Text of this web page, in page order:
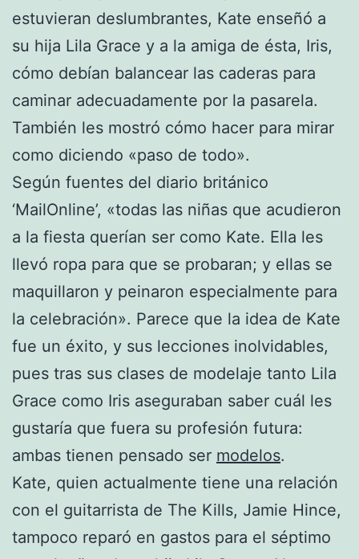
estuvieran deslumbrantes, Kate enseñó a
su hija Lila Grace y a la amiga de ésta, Iris,
cómo debían balancear las caderas para
caminar adecuadamente por la pasarela.
También les mostró cómo hacer para mirar
como diciendo «paso de todo».
Según fuentes del diario británico
‘MailOnline’, «todas las niñas que acudieron
a la fiesta querían ser como Kate. Ella les
llevó ropa para que se probaran; y ellas se
maquillaron y peinaron especialmente para
la celebración». Parece que la idea de Kate
fue un éxito, y sus lecciones inolvidables,
pues tras sus clases de modelaje tanto Lila
Grace como Iris aseguraban saber cuál les
gustaría que fuera su profesión futura:
ambas tienen pensado ser modelos.
Kate, quien actualmente tiene una relación
con el guitarrista de The Kills, Jamie Hince,
tampoco reparó en gastos para el séptimo